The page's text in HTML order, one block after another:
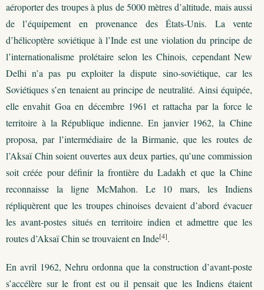
aéroporter des troupes à plus de 5000 mètres d’altitude, mais aussi
de l’équipement en provenance des États-Unis. La vente
d’hélicoptère soviétique à l’Inde est une violation du principe de
l’internationalisme prolétaire selon les Chinois, cependant New
Delhi n’a pas pu exploiter la dispute sino-soviétique, car les
Soviétiques s’en tenaient au principe de neutralité. Ainsi équipée,
elle envahit Goa en décembre 1961 et rattacha par la force le
territoire à la République indienne. En janvier 1962, la Chine
proposa, par l’intermédiaire de la Birmanie, que les routes de
l’Aksaï Chin soient ouvertes aux deux parties, qu’une commission
soit créée pour définir la frontière du Ladakh et que la Chine
reconnaisse la ligne McMahon. Le 10 mars, les Indiens
répliquèrent que les troupes chinoises devaient d’abord évacuer
les avant-postes situés en territoire indien et admettre que les
routes d’Aksaï Chin se trouvaient en Inde[4].
En avril 1962, Nehru ordonna que la construction d’avant-poste
s’accélère sur le front est ou il pensait que les Indiens étaient